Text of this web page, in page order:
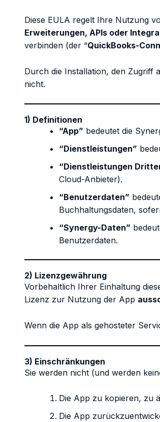
Diese EULA regelt Ihre Nutzung
Erweiterungen, APIs oder
verbinden (der “QuickBooks-
Durch die Installation, den Zugriff
nicht.
1) Definitionen
“App” bedeutet die
“Dienstleistungen”
“Dienstleistungen
Cloud-Anbieter).
“Benutzerdaten”
Buchhaltungsdaten,
“Synergy-Daten”
Benutzerdaten.
2) Lizenzgewährung
Vorbehaltlich Ihrer Einhaltung
Lizenz zur Nutzung der App
Wenn die App als gehosteter
3) Einschränkungen
Sie werden nicht (und werden
Die App zu kopieren, zu
Die App